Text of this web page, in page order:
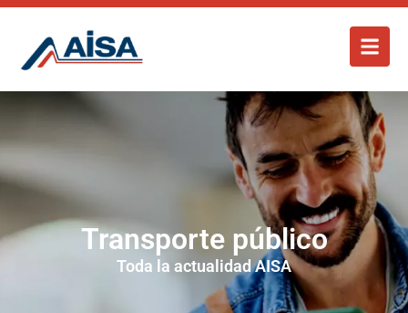
Transporte público
Toda la actualidad AISA